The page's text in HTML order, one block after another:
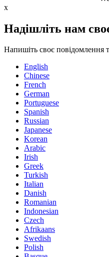
x
Надішліть нам
Напишіть своє повідомлення
English
Chinese
French
German
Portuguese
Spanish
Russian
Japanese
Korean
Arabic
Irish
Greek
Turkish
Italian
Danish
Romanian
Indonesian
Czech
Afrikaans
Swedish
Polish